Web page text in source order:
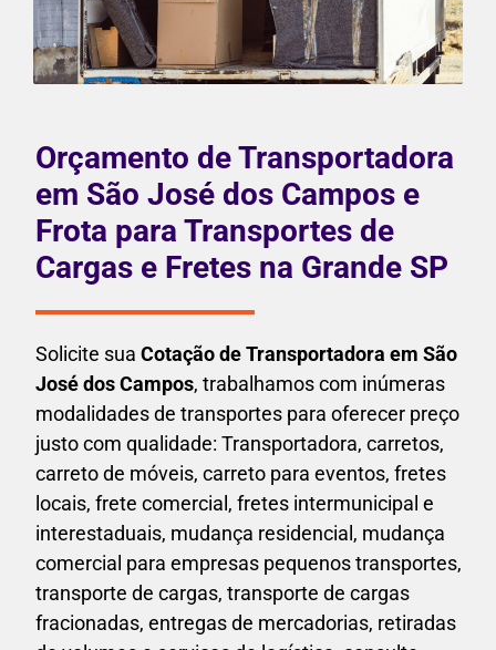
Orçamento de Transportadora
em São José dos Campos e
Frota para Transportes de
Cargas e Fretes na Grande SP
Solicite sua Cotação de Transportadora em São
José dos Campos, trabalhamos com inúmeras
modalidades de transportes para oferecer preço
justo com qualidade: Transportadora, carretos,
carreto de móveis, carreto para eventos, fretes
locais, frete comercial, fretes intermunicipal e
interestaduais, mudança residencial, mudança
comercial para empresas pequenos transportes,
transporte de cargas, transporte de cargas
fracionadas, entregas de mercadorias, retiradas